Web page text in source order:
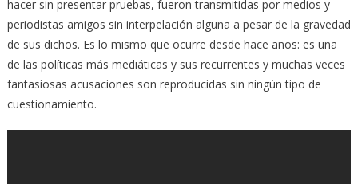
hacer sin presentar pruebas, fueron transmitidas por medios y
periodistas amigos sin interpelación alguna a pesar de la gravedad
de sus dichos. Es lo mismo que ocurre desde hace años: es una
de las políticas más mediáticas y sus recurrentes y muchas veces
fantasiosas acusaciones son reproducidas sin ningún tipo de
cuestionamiento.